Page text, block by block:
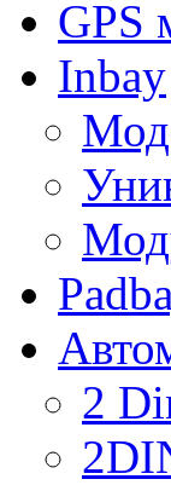
GPS
Inbay
2